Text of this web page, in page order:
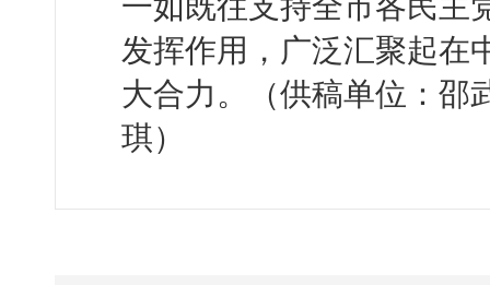
发挥作用，广泛汇聚起在
大合力。（供稿单位：邵
琪）